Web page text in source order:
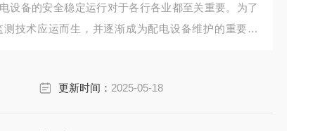
设备的安全稳定运行对于各行各业都至关重要。为了
技术应运而生，并逐渐成为配电设备维护的重要手
更新时间： 2025-05-18